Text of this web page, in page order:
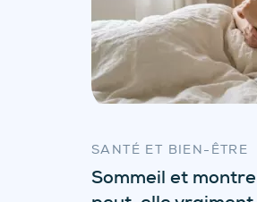
SANTÉ ET BIEN-ÊTRE
Sommeil et